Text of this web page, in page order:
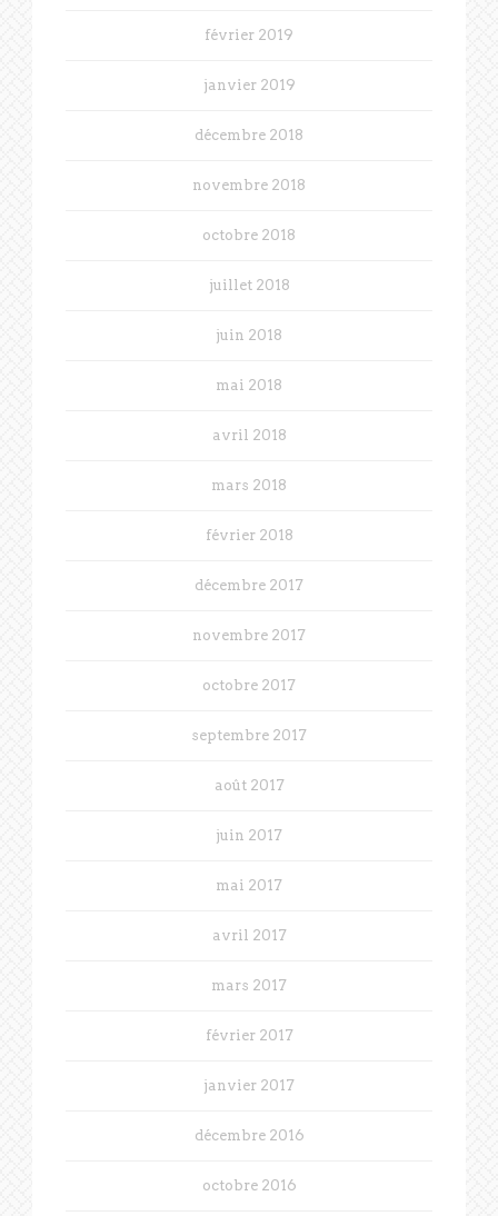
février 2019
janvier 2019
décembre 2018
novembre 2018
octobre 2018
juillet 2018
juin 2018
mai 2018
avril 2018
mars 2018
février 2018
décembre 2017
novembre 2017
octobre 2017
septembre 2017
août 2017
juin 2017
mai 2017
avril 2017
mars 2017
février 2017
janvier 2017
décembre 2016
octobre 2016